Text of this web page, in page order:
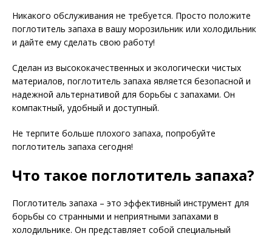
Никакого обслуживания не требуется. Просто положите
поглотитель запаха в вашу морозильник или холодильник
и дайте ему сделать свою работу!
Сделан из высококачественных и экологически чистых
материалов, поглотитель запаха является безопасной и
надежной альтернативой для борьбы с запахами. Он
компактный, удобный и доступный.
Не терпите больше плохого запаха, попробуйте
поглотитель запаха сегодня!
Что такое поглотитель запаха?
Поглотитель запаха – это эффективный инструмент для
борьбы со странными и неприятными запахами в
холодильнике. Он представляет собой специальный